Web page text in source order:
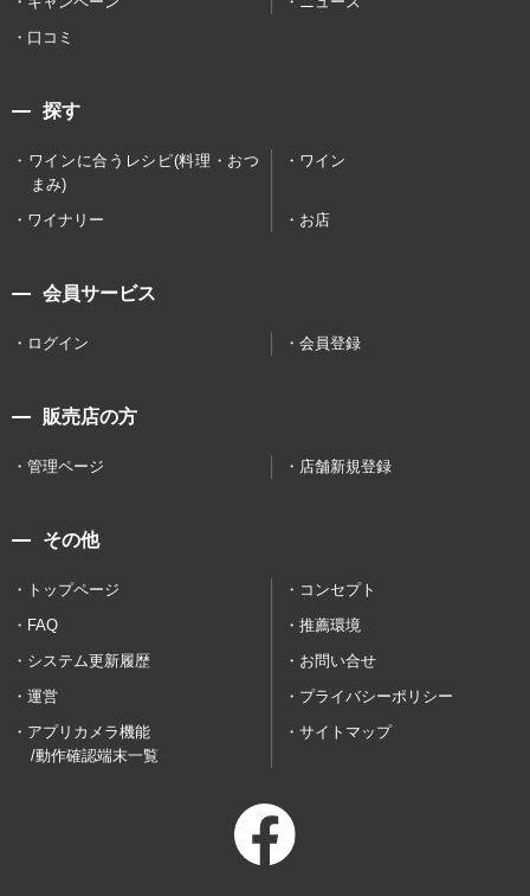
口コミ
探す
ワインに合うレシピ(料理・おつ
まみ)
ワイン
ワイナリー お店
会員サービス
ログイン 会員登録
販売店の方
管理ページ 店舗新規登録
その他
トップページ
コンセプト
FAQ
推薦環境
システム更新履歴
お問い合せ
運営
プライバシーポリシー
アプリカメラ機能
/動作確認端末一覧
サイトマップ